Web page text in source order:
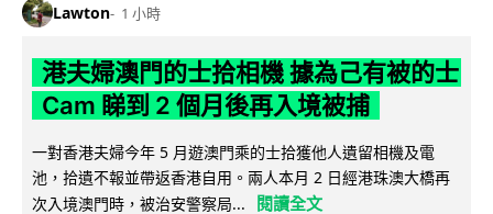
Lawton 1 小時
港夫婦澳門的士拾相機 據為己有被的士
Cam 睇到 2 個月後再入境被捕
一對香港夫婦今年 5 月遊澳門乘的士拾獲他人遺留相機及電
池，拾遺不報並帶返香港自用。兩人本月 2 日經港珠澳大橋再
次入境澳門時，被治安警察局...
閱讀全文